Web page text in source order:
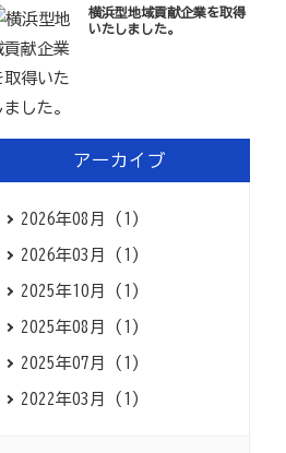
横浜型地域貢献企業を取得
いたしました。
アーカイブ
2026年08月 (1)
2026年03月 (1)
2025年10月 (1)
2025年08月 (1)
2025年07月 (1)
2022年03月 (1)